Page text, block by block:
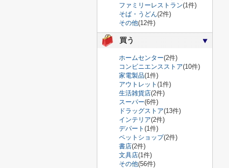
ファミリーレストラン(1件)
そば・うどん(2件)
その他(12件)
買う
ホームセンター(2件)
コンビニエンスストア(10件)
家電製品(1件)
アウトレット (1件)
生活雑貨店(2件)
スーパー(6件)
ドラッグストア(13件)
インテリア(2件)
デパート (1件)
ペットショップ(2件)
書店(2件)
文具店(1件)
その他(56件)